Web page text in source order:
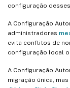
configuração
A Configuração
administradores
evita conflitos de
configuração local
A Configuração
migração única,